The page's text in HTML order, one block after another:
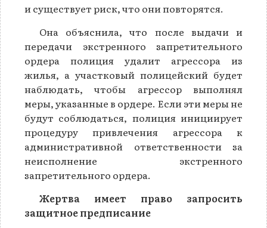
и существует риск, что они повторятся.
Она объяснила, что после выдачи и
передачи экстренного запретительного
ордера полиция удалит агрессора из
жилья, а участковый полицейский будет
наблюдать, чтобы агрессор выполнял
меры, указанные в ордере. Если эти меры не
будут соблюдаться, полиция инициирует
процедуру привлечения агрессора к
административной ответственности за
неисполнение экстренного
запретительного ордера.
Жертва имеет право запросить
защитное предписание